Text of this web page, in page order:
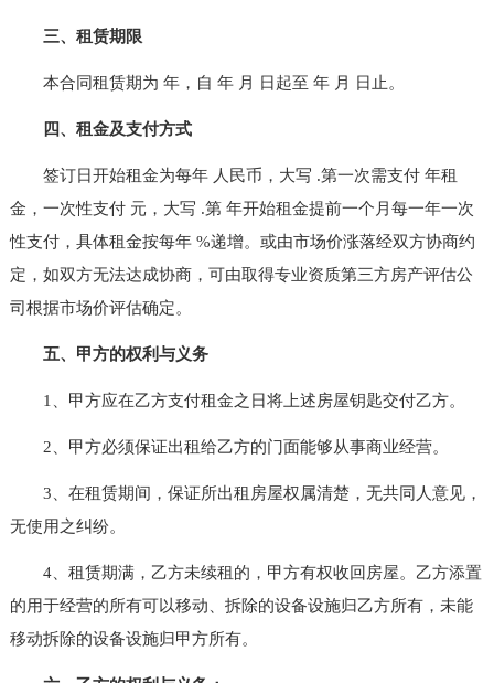
三、租赁期限
本合同租赁期为 年，自 年 月 日起至 年 月 日止。
四、租金及支付方式
签订日开始租金为每年 人民币，大写 .第一次需支付 年租
金，一次性支付 元，大写 .第 年开始租金提前一个月每一年一次
性支付，具体租金按每年 %递增。或由市场价涨落经双方协商约
定，如双方无法达成协商，可由取得专业资质第三方房产评估公
司根据市场价评估确定。
五、甲方的权利与义务
1、甲方应在乙方支付租金之日将上述房屋钥匙交付乙方。
2、甲方必须保证出租给乙方的门面能够从事商业经营。
3、在租赁期间，保证所出租房屋权属清楚，无共同人意见，
无使用之纠纷。
4、租赁期满，乙方未续租的，甲方有权收回房屋。乙方添置
的用于经营的所有可以移动、拆除的设备设施归乙方所有，未能
移动拆除的设备设施归甲方所有。